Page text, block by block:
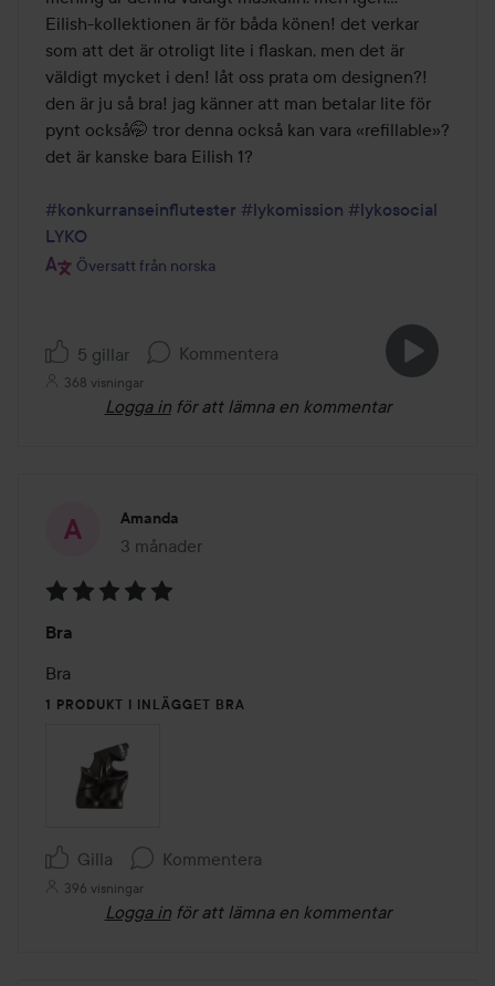
Eilish-kollektionen är för båda könen! det verkar
som att det är otroligt lite i flaskan, men det är
väldigt mycket i den! låt oss prata om designen?!
den är ju så bra! jag känner att man betalar lite för
pynt också🤭 tror denna också kan vara «refillable»?
det är kanske bara Eilish 1?
#konkurranseinflutester #lykomission #lykosocial
LYKO
Översatt från norska
5 gillar Kommentera
368 visningar
Logga in för att lämna en kommentar
Amanda
3 månader
Inlägget skapades 3 månader
5
av
5
Bra
Bra
1 PRODUKT I INLÄGGET BRA
Gilla Kommentera
396 visningar
Logga in för att lämna en kommentar